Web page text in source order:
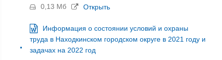
0,13 Мб
Открыть
Информация о состоянии условий и охраны
труда в Находкинском городском округе в 2021 году и
задачах на 2022 год